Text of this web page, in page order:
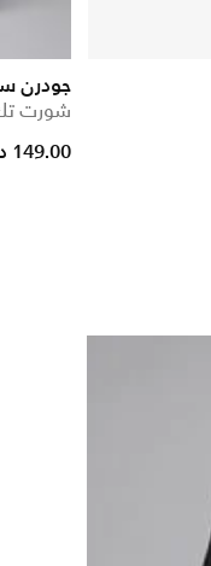
جودرن
شورت تك
reduced from
to
149.00 درهم